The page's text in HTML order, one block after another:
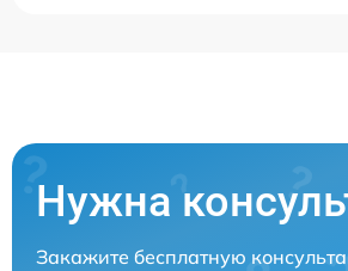
Нужна
Закажите бесплатную